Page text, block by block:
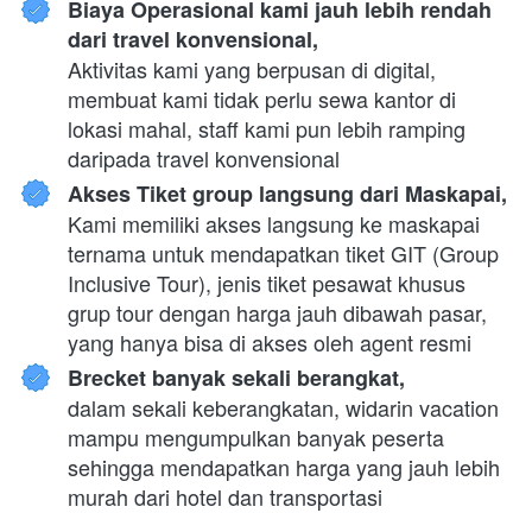
Biaya Operasional kami jauh lebih rendah
dari travel konvensional,
Aktivitas kami yang berpusan di digital,
membuat kami tidak perlu sewa kantor di
lokasi mahal, staff kami pun lebih ramping
daripada travel konvensional
Akses Tiket group langsung dari Maskapai,
Kami memiliki akses langsung ke maskapai
ternama untuk mendapatkan tiket GIT (Group
Inclusive Tour), jenis tiket pesawat khusus
grup tour dengan harga jauh dibawah pasar,
yang hanya bisa di akses oleh agent resmi
Brecket banyak sekali berangkat,
dalam sekali keberangkatan, widarin vacation
mampu mengumpulkan banyak peserta
sehingga mendapatkan harga yang jauh lebih
murah dari hotel dan transportasi